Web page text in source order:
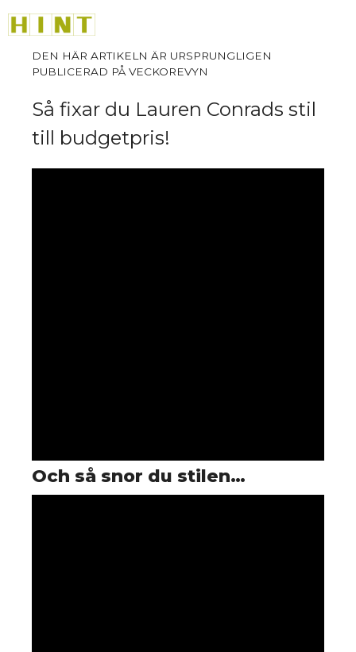
till
innehåll
Så fixar du Lauren Conrads stil
till budgetpris!
Och så snor du stilen…